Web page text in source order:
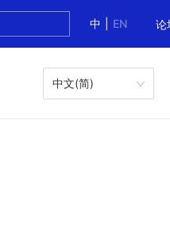
中
EN 论
中文(简)